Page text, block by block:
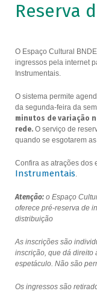
Reserva
O Espaço Cultural
ingressos pela internet
Instrumentais.
O sistema permite
da segunda-feira da
minutos de variação
rede.O serviço de
quando se esgotarem
Confira as atrações dos
Instrumentais.
Atenção:o Espaço
oferece pré-reserva de
distribuição
As inscrições são
inscrição, que dá direito
espetáculo. Não são
Os ingressos são